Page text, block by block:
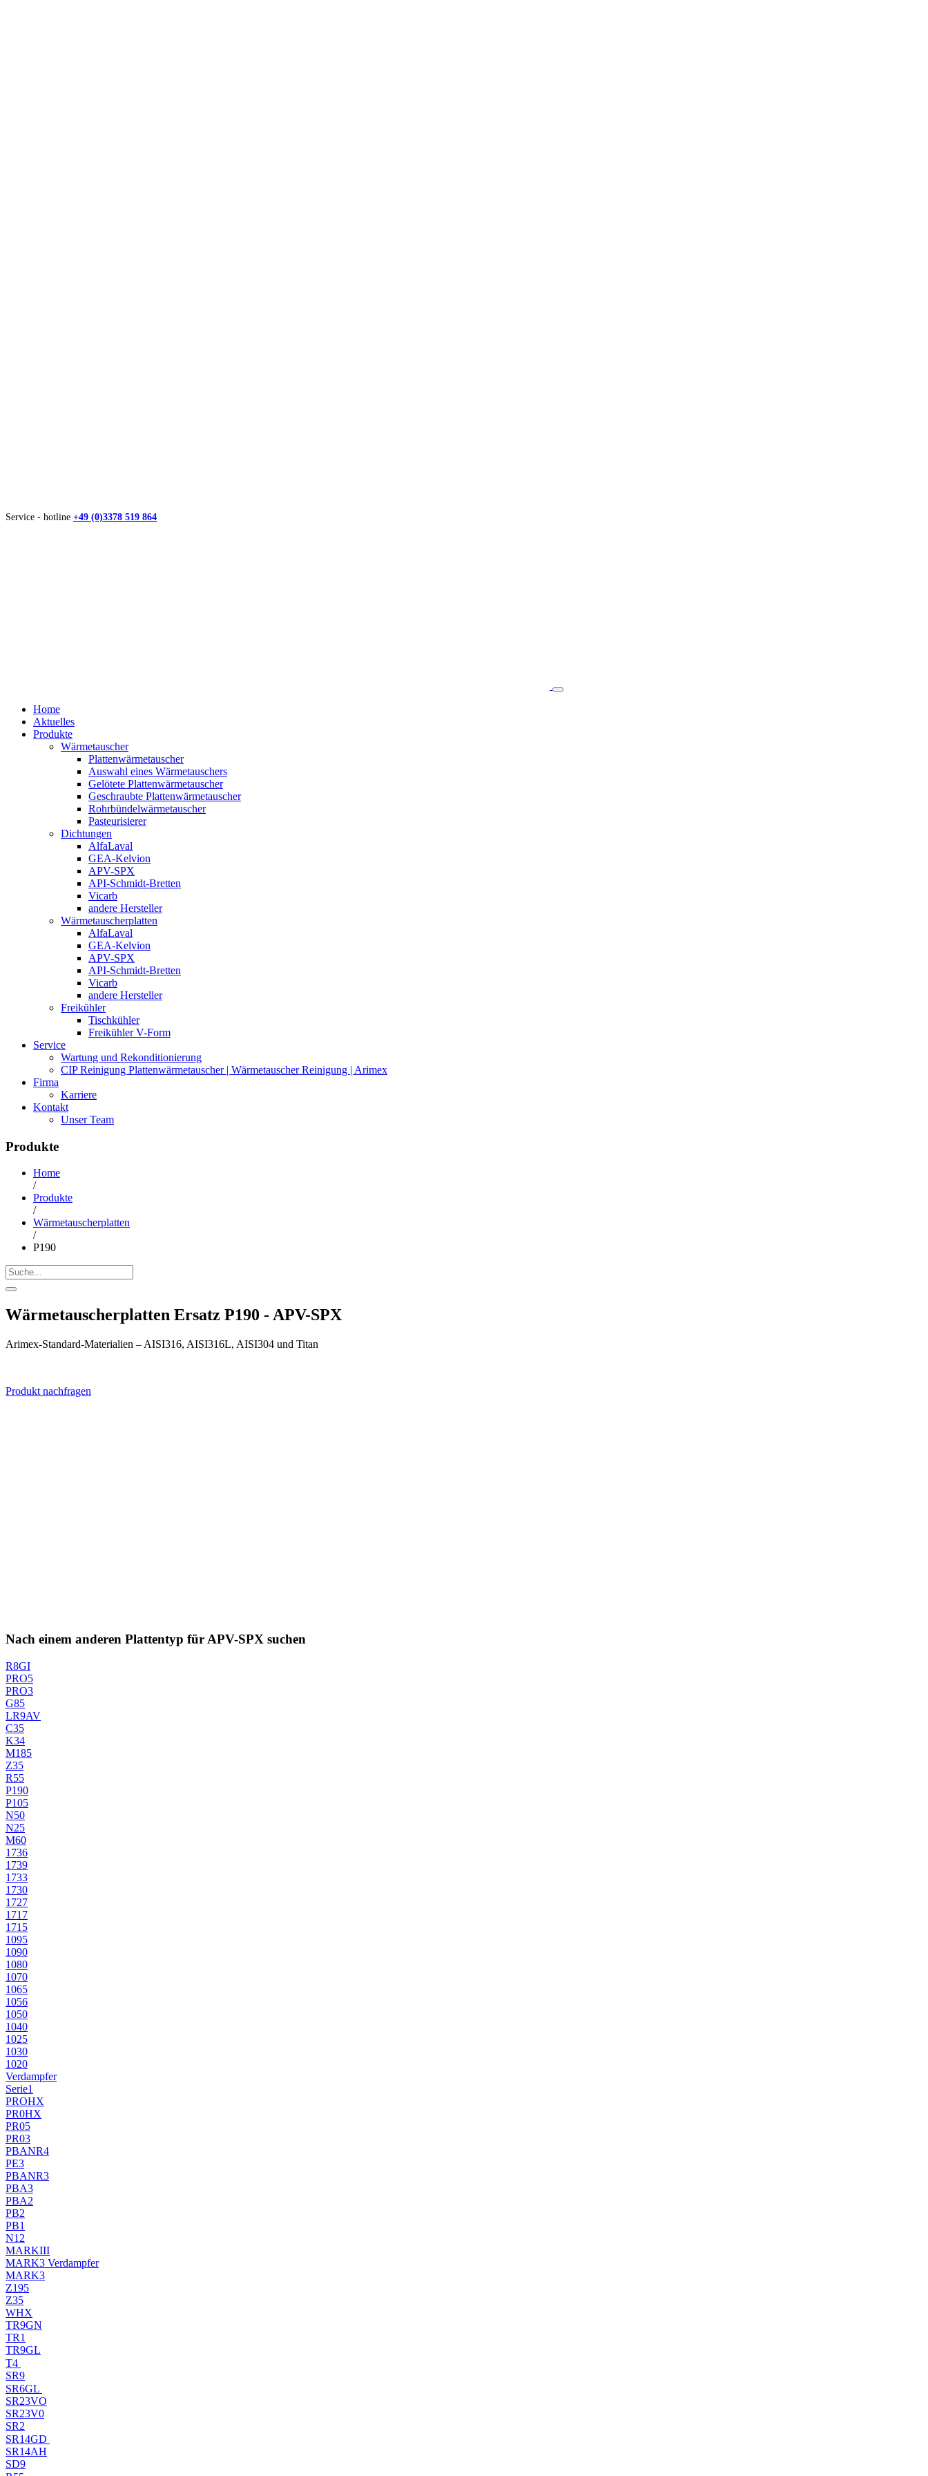
Service - hotline +49 (0)3378 519 864
Home
Aktuelles
Produkte
Wärmetauscher
Plattenwärmetauscher
Auswahl eines Wärmetauschers
Gelötete Plattenwärmetauscher
Geschraubte Plattenwärmetauscher
Rohrbündelwärmetauscher
Pasteurisierer
Dichtungen
AlfaLaval
GEA-Kelvion
APV-SPX
API-Schmidt-Bretten
Vicarb
andere Hersteller
Wärmetauscherplatten
AlfaLaval
GEA-Kelvion
APV-SPX
API-Schmidt-Bretten
Vicarb
andere Hersteller
Freikühler
Tischkühler
Freikühler V-Form
Service
Wartung und Rekonditionierung
CIP Reinigung Plattenwärmetauscher | Wärmetauscher Reinigung | Arimex
Firma
Karriere
Kontakt
Unser Team
Produkte
Home
/
Produkte
/
Wärmetauscherplatten
/
P190
Wärmetauscherplatten Ersatz P190 - APV-SPX
Arimex-Standard-Materialien – AISI316, AISI316L, AISI304 und Titan
Produkt nachfragen
Nach einem anderen Plattentyp für APV-SPX suchen
R8GI
PRO5
PRO3
G85
LR9AV
C35
K34
M185
Z35
R55
P190
P105
N50
N25
M60
1736
1739
1733
1730
1727
1717
1715
1095
1090
1080
1070
1065
1056
1050
1040
1025
1030
1020
Verdampfer
Serie1
PROHX
PR0HX
PR05
PR03
PBANR4
PE3
PBANR3
PBA3
PBA2
PB2
PB1
N12
MARKIII
MARK3 Verdampfer
MARK3
Z195
Z35
WHX
TR9GN
TR1
TR9GL
T4
SR9
SR6GL
SR23VO
SR23V0
SR2
SR14GD
SR14AH
SD9